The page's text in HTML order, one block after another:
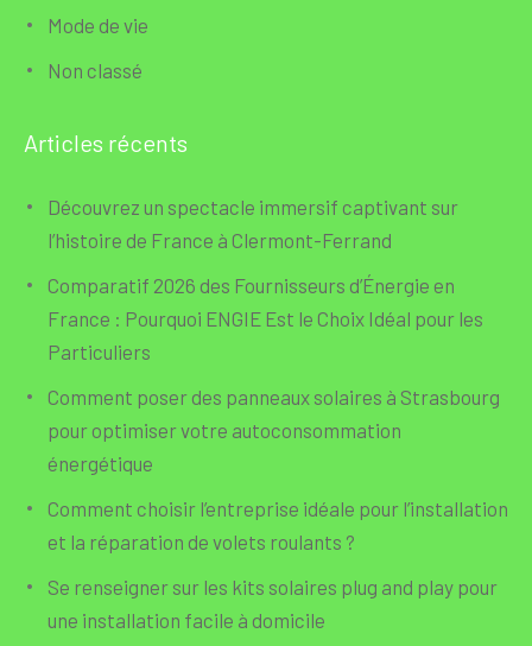
Mode de vie
Non classé
Articles récents
Découvrez un spectacle immersif captivant sur
l’histoire de France à Clermont-Ferrand
Comparatif 2026 des Fournisseurs d’Énergie en
France : Pourquoi ENGIE Est le Choix Idéal pour les
Particuliers
Comment poser des panneaux solaires à Strasbourg
pour optimiser votre autoconsommation
énergétique
Comment choisir l’entreprise idéale pour l’installation
et la réparation de volets roulants ?
Se renseigner sur les kits solaires plug and play pour
une installation facile à domicile